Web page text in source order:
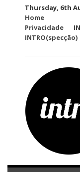
Thursday, 6th
Home
Privacidade
INTRO(specção)